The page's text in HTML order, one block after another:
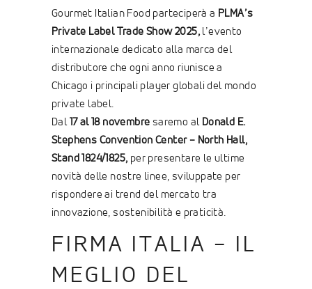
Gourmet Italian Food parteciperà a PLMA’s
Private Label Trade Show 2025, l’evento
internazionale dedicato alla marca del
distributore che ogni anno riunisce a
Chicago i principali player globali del mondo
private label.
Dal17 al 18 novembre saremo al Donald E.
Stephens Convention Center – North Hall,
Stand 1824/1825, per presentare le ultime
novità delle nostre linee, sviluppate per
rispondere ai trend del mercato tra
innovazione, sostenibilità e praticità.
FIRMA ITALIA – IL
MEGLIO DEL